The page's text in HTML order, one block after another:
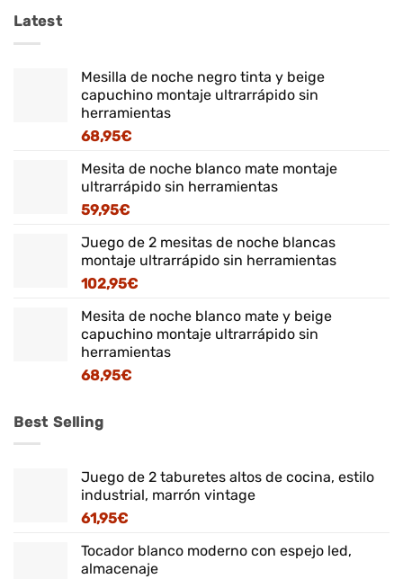
Latest
Mesilla de noche negro tinta y beige
capuchino montaje ultrarrápido sin
herramientas
68,95€
Mesita de noche blanco mate montaje
ultrarrápido sin herramientas
59,95€
Juego de 2 mesitas de noche blancas
montaje ultrarrápido sin herramientas
102,95€
Mesita de noche blanco mate y beige
capuchino montaje ultrarrápido sin
herramientas
68,95€
Best Selling
Juego de 2 taburetes altos de cocina, estilo
industrial, marrón vintage
61,95€
Tocador blanco moderno con espejo led,
almacenaje